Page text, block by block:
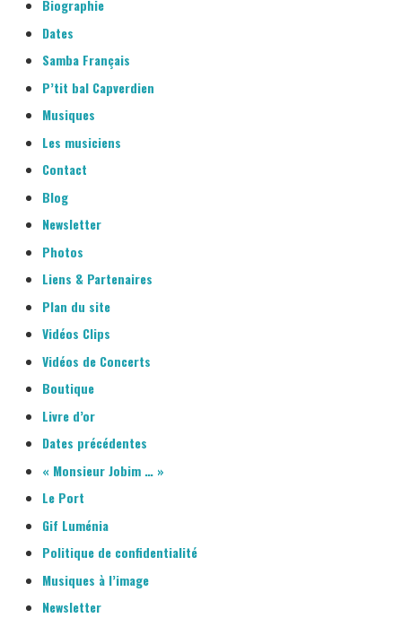
BIOGRAPHIE
BOUTIQUE
Biographie
Dates
Samba Français
P’tit bal Capverdien
Musiques
Les musiciens
Contact
Blog
Newsletter
Photos
Liens & Partenaires
Plan du site
Vidéos Clips
Vidéos de Concerts
Boutique
Livre d’or
Dates précédentes
« Monsieur Jobim … »
Le Port
Gif Luménia
Politique de confidentialité
Musiques à l’image
Newsletter